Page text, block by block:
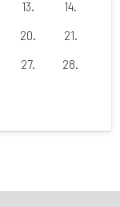
13.
14.
20.
21.
27.
28.